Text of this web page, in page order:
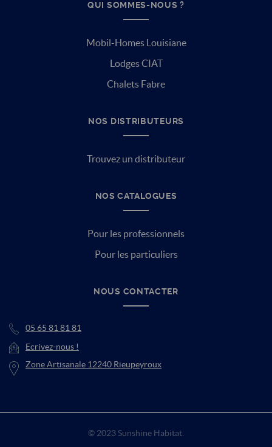
QUI SOMMES-NOUS ?
Mobil-Homes Louisiane
Lodges CIAT
Chalets Fabre
NOS DISTRIBUTEURS
Trouvez un distributeur
NOS CATALOGUES
Pour les professionnels
Pour les particuliers
NOUS CONTACTER
05 65 81 81 81
Ecrivez-nous !
Zone Artisanale 12240 Rieupeyroux
© 2023 Sunshine Habitat.